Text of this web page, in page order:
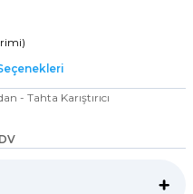
- Tahta Karıştırıcı